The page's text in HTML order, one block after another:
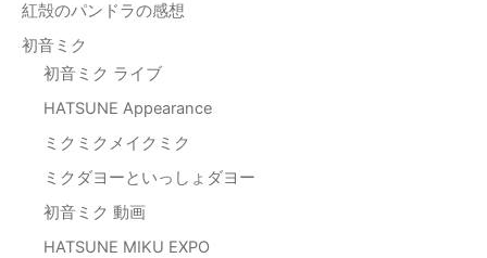
紅殻のパンドラの感想
初音ミク
初音ミク ライブ
HATSUNE Appearance
ミクミクメイクミク
ミクダヨーといっしょダヨー
初音ミク 動画
HATSUNE MIKU EXPO